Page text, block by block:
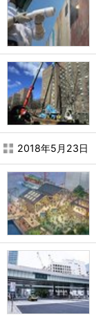
2018年5月23日